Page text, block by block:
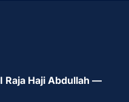
Raja Haji Abdullah —